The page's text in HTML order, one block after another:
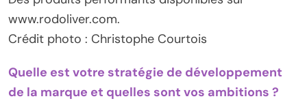
www.rodoliver.com.
Crédit photo : Christophe Courtois
Quelle est votre stratégie de développement
de la marque et quelles sont vos ambitions ?